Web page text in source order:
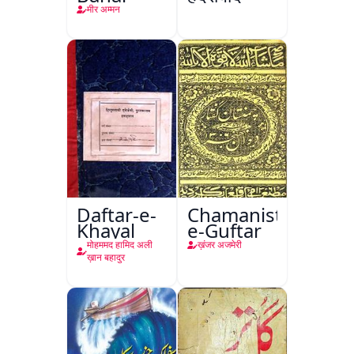
मीर अम्मन
Daftar-e-
Khayal
मोहममद हामिद अली
ख़ान बहादुर
Chamanistan-
e-Guftar
ख़ंजर अजमेरी